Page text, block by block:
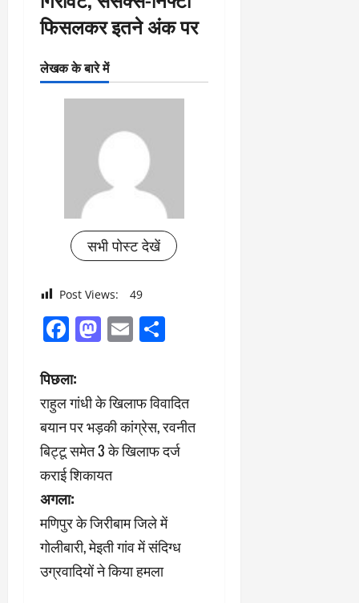
फिसलकर इतने अंक पर
लेखक के बारे में
सभी पोस्ट देखें
Post Views: 49
Facebook
Mastodon
Email
पो
स्ट
ने
वि
गे
श
न
पिछला:
राहुल गांधी के खिलाफ विवादित
बयान पर भड़की कांग्रेस, रवनीत
बिट्टू समेत 3 के खिलाफ दर्ज
कराई शिकायत
अगला:
मणिपुर के जिरीबाम जिले में
गोलीबारी, मेइती गांव में संदिग्ध
उग्रवादियों ने किया हमला